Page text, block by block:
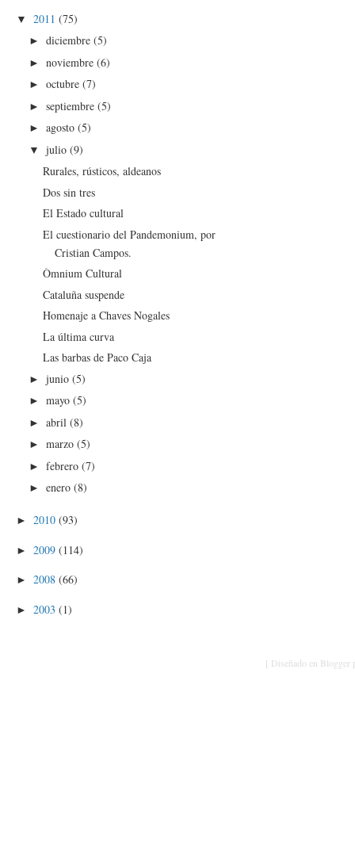
▼ 2011 (75)
►diciembre(5)
►noviembre(6)
►octubre(7)
►septiembre(5)
►agosto(5)
▼julio(9)
Rurales, rústicos, aldeanos
Dos sin tres
El Estado cultural
El cuestionario del Pandemonium, por
Cristian Campos.
Òmnium Cultural
Cataluña suspende
Homenaje a Chaves Nogales
La última curva
Las barbas de Paco Caja
►junio(5)
►mayo(5)
►abril(8)
►marzo(5)
►febrero(7)
►enero(8)
► 2010 (93)
► 2009 (114)
► 2008 (66)
► 2003 (1)
[ Diseñado en Blogger